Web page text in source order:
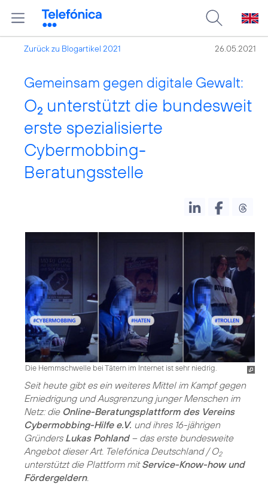
Zurück zu Blogartikel 2021 26.05.2021
Gemeinsam gegen digitale Gewalt:
O2 unterstützt die bundesweit
erste spezialisierte
Cybermobbing-
Beratungsstelle
Die Hemmschwelle bei Tätern im Internet ist sehr niedrig.
Seit heute gibt es ein weiteres Mittel im Kampf gegen
Erniedrigung und Ausgrenzung junger Menschen im
Netz: die Online-Beratungsplattform des Vereins
Cybermobbing-Hilfe e.V. und ihres 16-jährigen
Gründers Lukas Pohland– das erste bundesweite
Angebot dieser Art. Telefónica Deutschland / O2
unterstützt die Plattform mitService-Know-how und
Fördergeldern.